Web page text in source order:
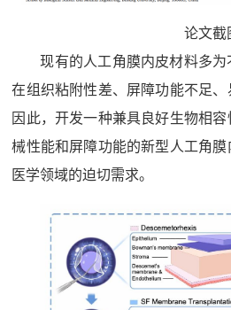
论文截
现有的人工角膜内皮材料多
在组织粘附性差、屏障功能不足、
因此，开发一种兼具良好生物相
械性能和屏障功能的新型人工角
医学领域的迫切需求。